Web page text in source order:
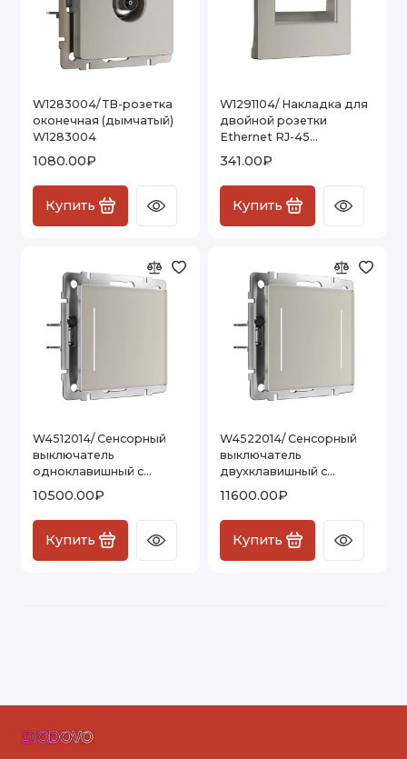
W1283004/ ТВ-розетка
оконечная (дымчатый)
W1283004
1080.00₽
Купить
W1291104/ Накладка для
двойной розетки
Еthernet RJ-45
341.00₽
Купить
W4512014/ Сенсорный
выключатель
одноклавишный с
W4512014
10500.00₽
Купить
W4522014/ Сенсорный
выключатель
двухклавишный с
W4522014
11600.00₽
Купить